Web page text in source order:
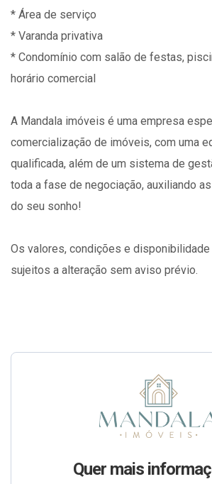
* Área de serviço
* Varanda privativa
* Condomínio com salão de festas,
horário comercial
A Mandala imóveis é uma empresa
comercialização de imóveis, com uma
qualificada, além de um sistema de
toda a fase de negociação, auxiliando
do seu sonho!
Os valores, condições e
sujeitos a alteração sem aviso prévio.
Quer mais